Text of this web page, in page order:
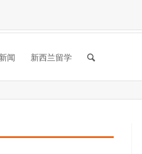
闻 新西兰留学